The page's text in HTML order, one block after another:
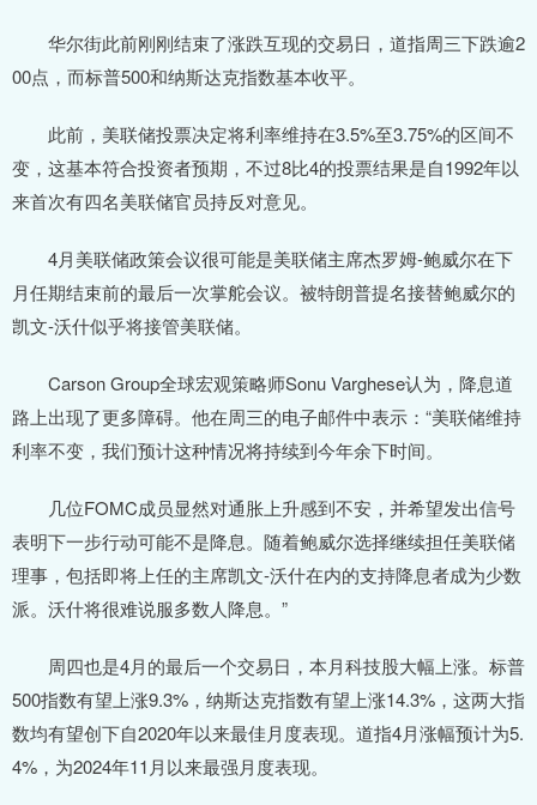
华尔街此前刚刚结束了涨跌互现的交易日，道指周三下跌逾2
00点，而标普500和纳斯达克指数基本收平。
此前，美联储投票决定将利率维持在3.5%至3.75%的区间不
变，这基本符合投资者预期，不过8比4的投票结果是自1992年以
来首次有四名美联储官员持反对意见。
4月美联储政策会议很可能是美联储主席杰罗姆-鲍威尔在下
月任期结束前的最后一次掌舵会议。被特朗普提名接替鲍威尔的
凯文-沃什似乎将接管美联储。
Carson Group全球宏观策略师Sonu Varghese认为，降息道
路上出现了更多障碍。他在周三的电子邮件中表示：“美联储维持
利率不变，我们预计这种情况将持续到今年余下时间。
几位FOMC成员显然对通胀上升感到不安，并希望发出信号
表明下一步行动可能不是降息。随着鲍威尔选择继续担任美联储
理事，包括即将上任的主席凯文-沃什在内的支持降息者成为少数
派。沃什将很难说服多数人降息。”
周四也是4月的最后一个交易日，本月科技股大幅上涨。标普
500指数有望上涨9.3%，纳斯达克指数有望上涨14.3%，这两大指
数均有望创下自2020年以来最佳月度表现。道指4月涨幅预计为5.
4%，为2024年11月以来最强月度表现。